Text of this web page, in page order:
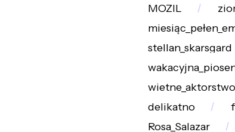
MOZIL
stellan_skarsgard
wietne_aktorstwo
delikatno
Rosa_Salazar